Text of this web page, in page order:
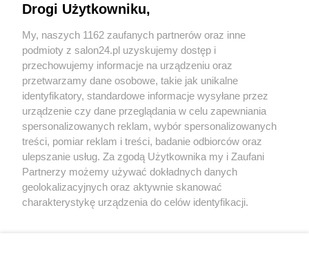
Sport
Społeczeństwo
Kultura
X Facebook Instagram Youtube
Drogi Użytkowniku,
My, naszych 1162 zaufanych partnerów oraz inne
podmioty z salon24.pl uzyskujemy dostęp i
przechowujemy informacje na urządzeniu oraz
przetwarzamy dane osobowe, takie jak unikalne
identyfikatory, standardowe informacje wysyłane przez
urządzenie czy dane przeglądania w celu zapewniania
spersonalizowanych reklam, wybór spersonalizowanych
treści, pomiar reklam i treści, badanie odbiorców oraz
ulepszanie usług. Za zgodą Użytkownika my i Zaufani
Partnerzy możemy używać dokładnych danych
geolokalizacyjnych oraz aktywnie skanować
charakterystykę urządzenia do celów identyfikacji.